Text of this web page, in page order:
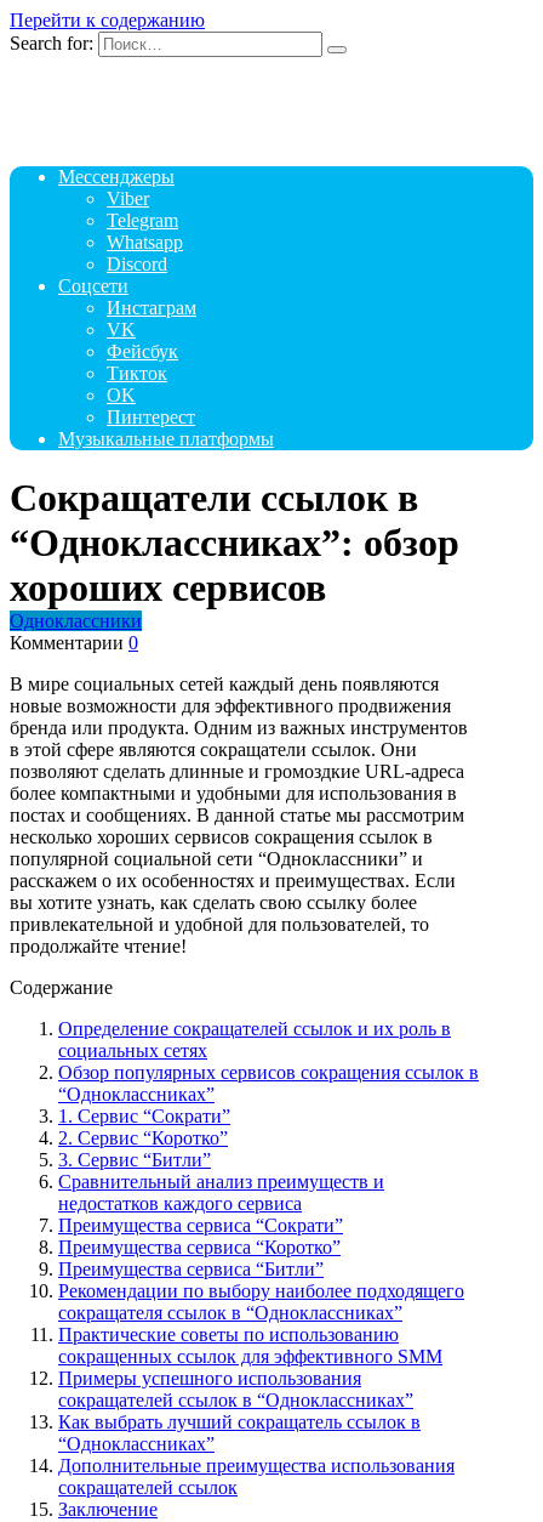
Перейти к содержанию
Search for:
Мессенджеры
Viber
Telegram
Whatsapp
Discord
Соцсети
Инстаграм
VK
Фейсбук
Тикток
OK
Пинтерест
Музыкальные платформы
Сокращатели ссылок в
“Одноклассниках”: обзор
хороших сервисов
Одноклассники
Комментарии 0
В мире социальных сетей каждый день появляются
новые возможности для эффективного продвижения
бренда или продукта. Одним из важных инструментов
в этой сфере являются сокращатели ссылок. Они
позволяют сделать длинные и громоздкие URL-адреса
более компактными и удобными для использования в
постах и сообщениях. В данной статье мы рассмотрим
несколько хороших сервисов сокращения ссылок в
популярной социальной сети “Одноклассники” и
расскажем о их особенностях и преимуществах. Если
вы хотите узнать, как сделать свою ссылку более
привлекательной и удобной для пользователей, то
продолжайте чтение!
Содержание
Определение сокращателей ссылок и их роль в
социальных сетях
Обзор популярных сервисов сокращения ссылок в
“Одноклассниках”
1. Сервис “Сократи”
2. Сервис “Коротко”
3. Сервис “Битли”
Сравнительный анализ преимуществ и
недостатков каждого сервиса
Преимущества сервиса “Сократи”
Преимущества сервиса “Коротко”
Преимущества сервиса “Битли”
Рекомендации по выбору наиболее подходящего
сокращателя ссылок в “Одноклассниках”
Практические советы по использованию
сокращенных ссылок для эффективного SMM
Примеры успешного использования
сокращателей ссылок в “Одноклассниках”
Как выбрать лучший сокращатель ссылок в
“Одноклассниках”
Дополнительные преимущества использования
сокращателей ссылок
Заключение